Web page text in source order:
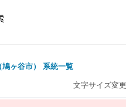
鳩ヶ谷市） 系統一覧
文字サイズ変更